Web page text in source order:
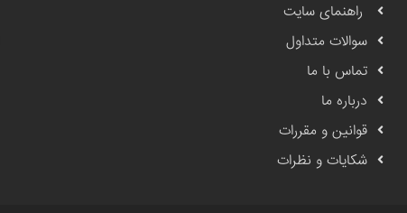
راهنمای سایت
سوالات متداول
تماس با ما
درباره ما
قوانین و مقررات
شکایات و نظرات